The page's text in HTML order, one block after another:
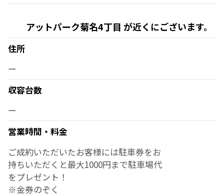
アットパーク菊名4丁目 が近くにございます。
住所
ー
収容台数
ー
営業時間・料金
ご成約いただいたお客様には駐車券をお
持ちいただくと最大1000円まで駐車場代
をプレゼント！
※金券のぞく